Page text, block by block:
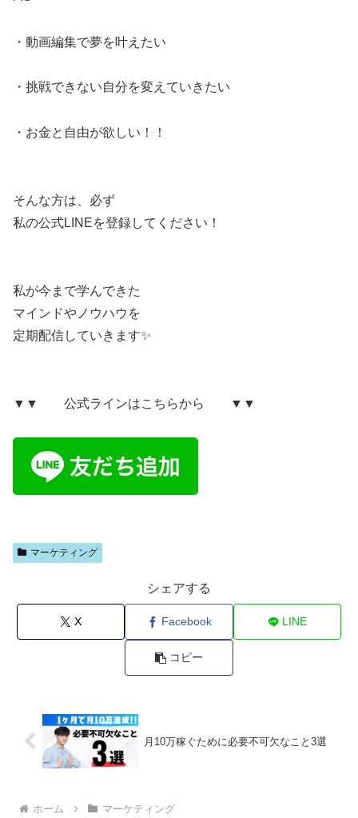
・動画編集で夢を叶えたい
・挑戦できない自分を変えていきたい
・お金と自由が欲しい！！
そんな方は、必ず
私の公式LINEを登録してください！
私が今まで学んできた
マインドやノウハウを
定期配信していきます✨
▼▼ 公式ラインはこちらから ▼▼
マーケティング
シェアする
X Facebook LINE
コピー
月10万稼ぐために必要不可欠なこと3選
ホーム マーケティング